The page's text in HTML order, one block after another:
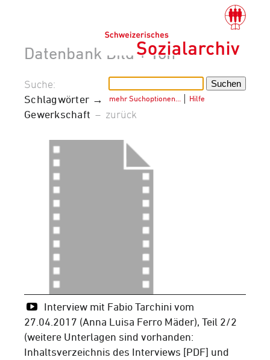
Datenbank Bild + Ton
mehr Suchoptionen… Hilfe
Suche:
Schlagwörter →
Gewerkschaft – zurück
Interview mit Fabio Tarchini vom
27.04.2017 (Anna Luisa Ferro Mäder), Teil 2/2
(weitere Unterlagen sind vorhanden:
Inhaltsverzeichnis des Interviews [PDF] und